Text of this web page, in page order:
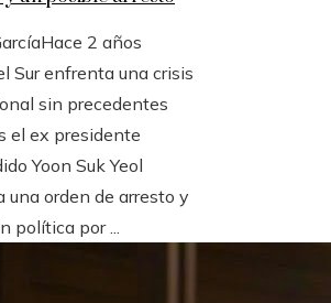
Hace 2 años
Sur enfrenta una crisis
sin precedentes
el ex presidente
Yoon Suk Yeol
una orden de arresto y
política por ...